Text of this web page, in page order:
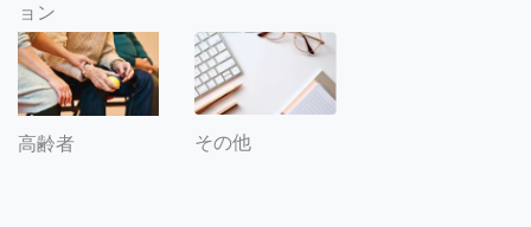
ョン
高齢者 その他